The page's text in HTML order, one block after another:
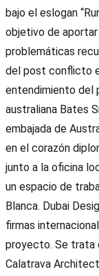
bajo el eslogan
objetivo de
problemáticas
del post conflicto
entendimiento del
australiana Bates
embajada de
en el corazón
junto a la oficina
un espacio de
Blanca. Dubai
firmas
proyecto. Se trata
Calatrava